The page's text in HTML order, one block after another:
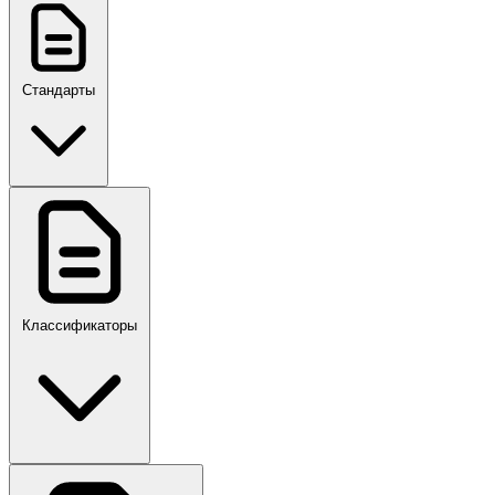
Стандарты
ГОСТ, ГОСТ Р, ПНСТ
Классификаторы